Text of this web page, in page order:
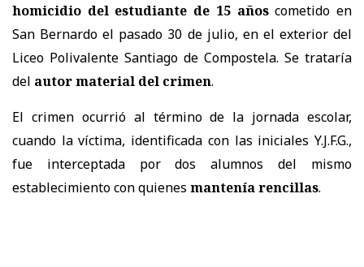
homicidio del estudiante de 15 añoscometido en
San Bernardo el pasado 30 de julio, en el exterior del
Liceo Polivalente Santiago de Compostela. Se trataría
del autor material del crimen.
El crimen ocurrió al término de la jornada escolar,
cuando la víctima, identificada con las iniciales Y.J.F.G.,
fue interceptada por dos alumnos del mismo
establecimiento con quienes mantenía rencillas.